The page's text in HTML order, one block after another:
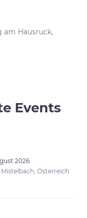
am Hausruck,
Events
2026
Österreich